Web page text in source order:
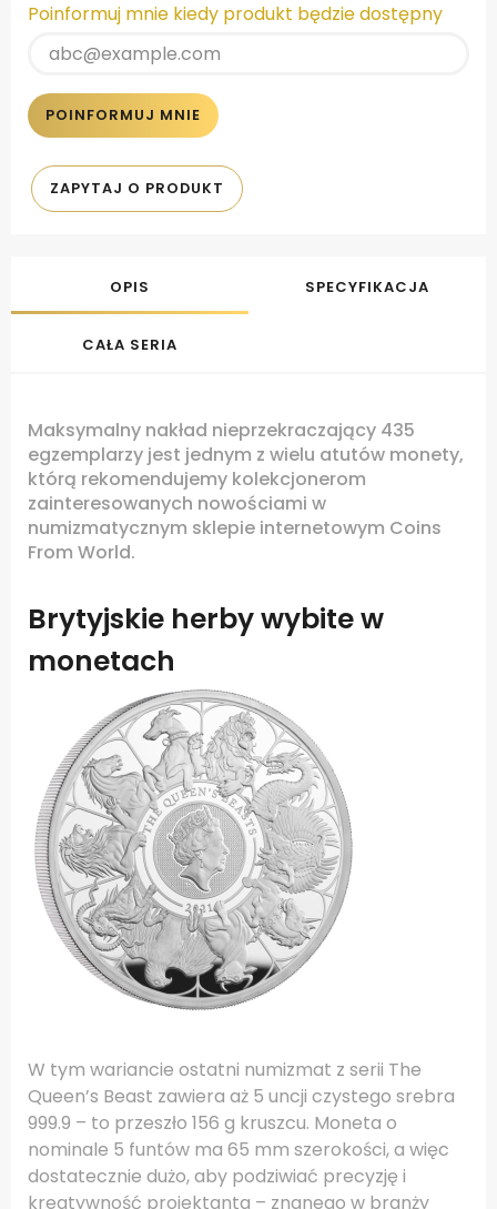
Poinformuj mnie kiedy produkt będzie dostępny
POINFORMUJ MNIE
ZAPYTAJ O PRODUKT
OPIS SPECYFIKACJA
CAŁA SERIA
Maksymalny nakład nieprzekraczający 435
egzemplarzy jest jednym z wielu atutów monety,
którą rekomendujemy kolekcjonerom
zainteresowanych nowościami w
numizmatycznym sklepie internetowym Coins
From World.
Brytyjskie herby wybite w
monetach
W tym wariancie ostatni numizmat z serii The
Queen’s Beast zawiera aż 5 uncji czystego srebra
999.9 – to przeszło 156 g kruszcu. Moneta o
nominale 5 funtów ma 65 mm szerokości, a więc
dostatecznie dużo, aby podziwiać precyzję i
kreatywność projektanta – znanego w branży